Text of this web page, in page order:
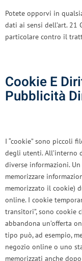
Potete opporvi in
dati ai sensi dell’art. 21
particolare contro il
Cookie E
Pubblicità
I “cookie” sono piccoli
degli utenti. All’interno
diverse informazioni.
memorizzare
memorizzato il cookie)
online. I cookie
transitori”, sono cookie
abbandona un’offerta
tipo può, ad esempio,
negozio online o uno
memorizzati anche